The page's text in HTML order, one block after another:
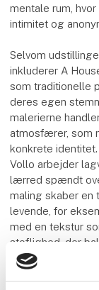
mentale rum,
intimitet og
Selvom
inkluderer A
som traditionelle
deres egen
malerierne
atmosfærer, som
konkrete identitet.
Vollo arbejder
lærred spændt
maling skaber en
levende, for
med en tekstur
stoflighed, der
flygtige.
Malerierne